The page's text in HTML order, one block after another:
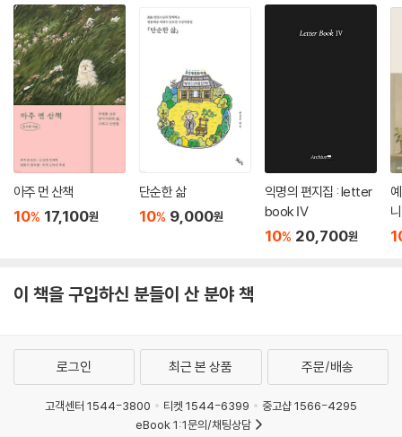
아주 먼 산책
10% 17,100원
단순한 삶
10% 9,000원
익명의 편지집 : letter
book Ⅳ
10% 20,700원
이 책을 구입하신 분들이 산 분야 책
로그인 최근 본 상품 주문/배송
고객센터 1544-3800 티켓 1544-6399
중고샵 1566-4295
eBook 1:1문의/채팅상담